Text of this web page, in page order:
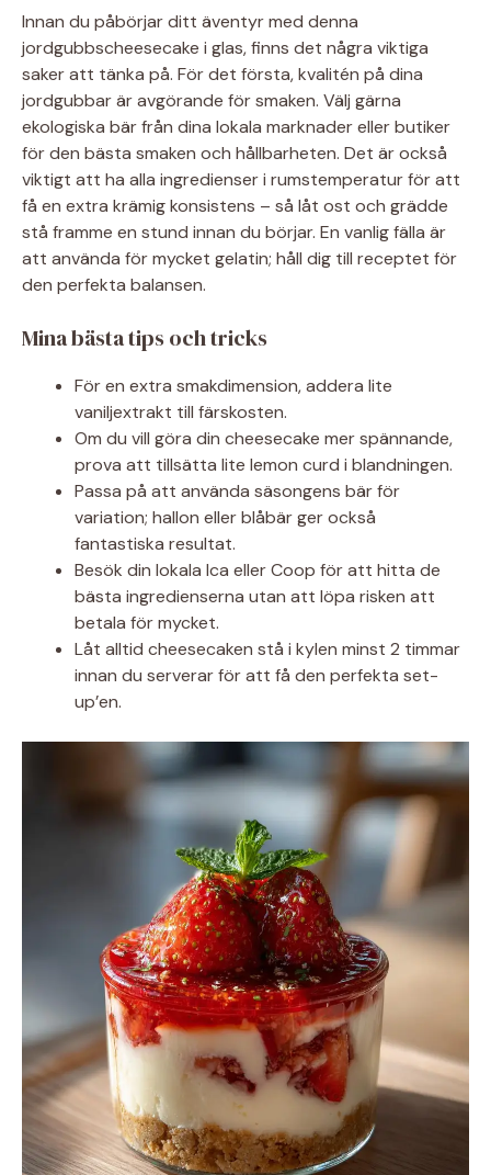
Innan du påbörjar ditt äventyr med denna
jordgubbscheesecake i glas, finns det några viktiga
saker att tänka på. För det första, kvalitén på dina
jordgubbar är avgörande för smaken. Välj gärna
ekologiska bär från dina lokala marknader eller butiker
för den bästa smaken och hållbarheten. Det är också
viktigt att ha alla ingredienser i rumstemperatur för att
få en extra krämig konsistens – så låt ost och grädde
stå framme en stund innan du börjar. En vanlig fälla är
att använda för mycket gelatin; håll dig till receptet för
den perfekta balansen.
Mina bästa tips och tricks
För en extra smakdimension, addera lite
vaniljextrakt till färskosten.
Om du vill göra din cheesecake mer spännande,
prova att tillsätta lite lemon curd i blandningen.
Passa på att använda säsongens bär för
variation; hallon eller blåbär ger också
fantastiska resultat.
Besök din lokala Ica eller Coop för att hitta de
bästa ingredienserna utan att löpa risken att
betala för mycket.
Låt alltid cheesecaken stå i kylen minst 2 timmar
innan du serverar för att få den perfekta set-
up’en.